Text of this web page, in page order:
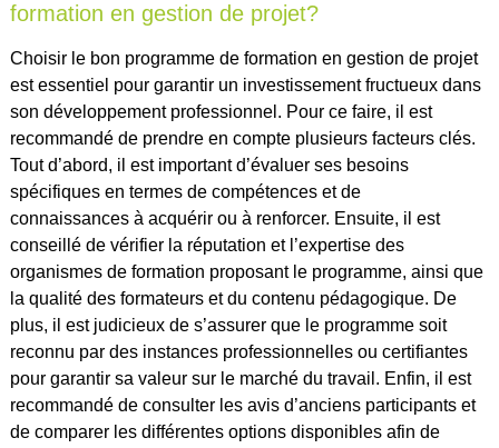
formation en gestion de projet?
Choisir le bon programme de formation en gestion de projet
est essentiel pour garantir un investissement fructueux dans
son développement professionnel. Pour ce faire, il est
recommandé de prendre en compte plusieurs facteurs clés.
Tout d’abord, il est important d’évaluer ses besoins
spécifiques en termes de compétences et de
connaissances à acquérir ou à renforcer. Ensuite, il est
conseillé de vérifier la réputation et l’expertise des
organismes de formation proposant le programme, ainsi que
la qualité des formateurs et du contenu pédagogique. De
plus, il est judicieux de s’assurer que le programme soit
reconnu par des instances professionnelles ou certifiantes
pour garantir sa valeur sur le marché du travail. Enfin, il est
recommandé de consulter les avis d’anciens participants et
de comparer les différentes options disponibles afin de